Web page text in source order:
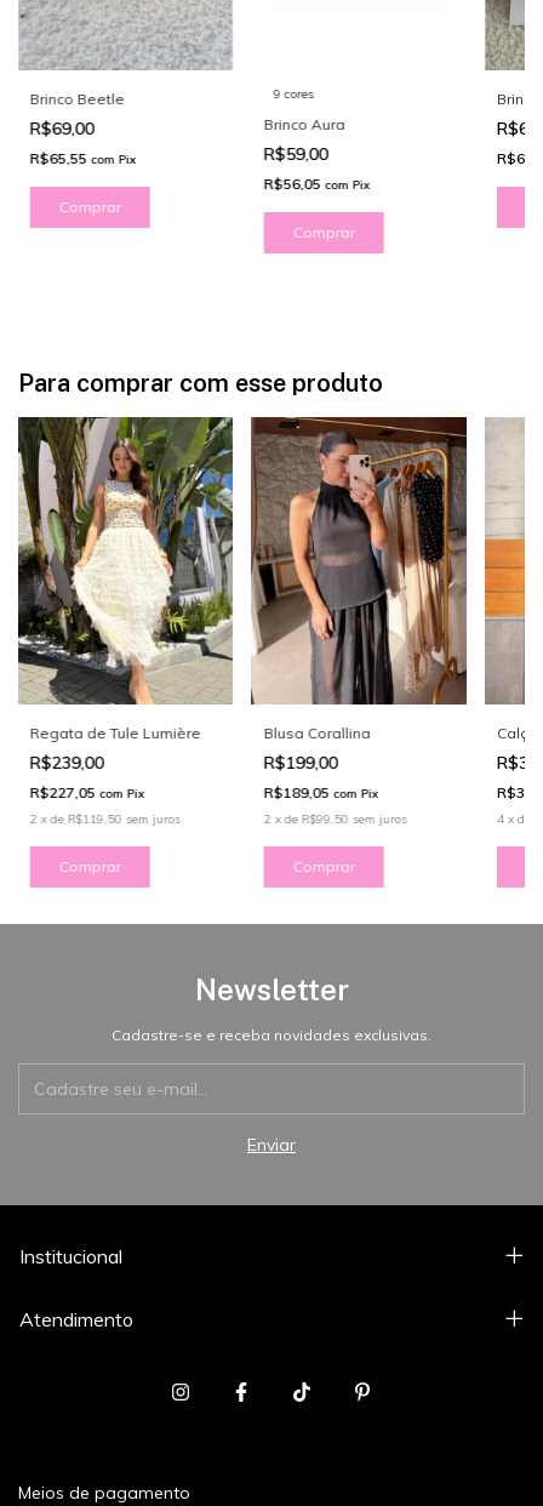
Brinco Beetle
R$69,00
R$65,55 com Pix
Comprar
9 cores
Brinco Aura
R$59,00
R$56,05 com Pix
Comprar
Para comprar com esse produto
Regata de Tule Lumière
R$239,00
R$227,05 com Pix
2 xde R$119,50 sem juros
Comprar
Blusa Corallina
R$199,00
R$189,05 com Pix
2 xde R$99,50 sem juros
Comprar
Calça
4 x de
Newsletter
Cadastre-se e receba novidades exclusivas.
Institucional
Atendimento
Meios de pagamento